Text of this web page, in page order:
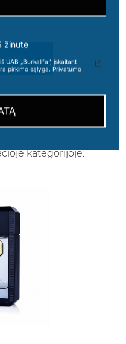
kategorijoje:
žinute
UAB „Burkalifa“, įskaitant
pirkimo sąlyga. Privatumo